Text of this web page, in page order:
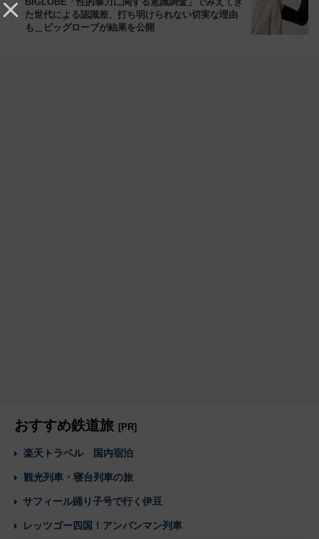
た世代による認識差、打ち明けられない切実な理由
も＿ビッグローブが結果を公開
おすすめ鉄道旅 [PR]
楽天トラベル 国内宿泊
観光列車・寝台列車の旅
サフィール踊り子号で行く伊豆
レッツゴー四国！アンパンマン列車